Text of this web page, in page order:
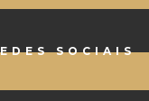
SOCIAIS